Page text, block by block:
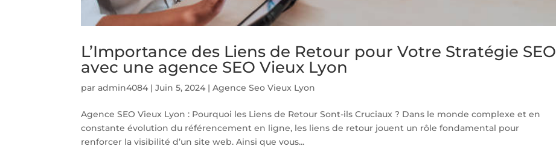
L’Importance des Liens de Retour pour Votre Stratégie SEO
avec une agence SEO Vieux Lyon
paradmin4084 |Juin 5, 2024 |Agence Seo Vieux Lyon
Agence SEO Vieux Lyon : Pourquoi les Liens de Retour Sont-ils Cruciaux ? Dans le monde complexe et en
constante évolution du référencement en ligne, les liens de retour jouent un rôle fondamental pour
renforcer la visibilité d’un site web. Ainsi que vous...